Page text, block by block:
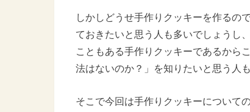
しかしどうせ手作りクッキーを作るの
ておきたいと思う人も多いでしょうし
こともある手作りクッキーであるから
法はないのか？」を知りたいと思う人
そこで今回は手作りクッキーについて